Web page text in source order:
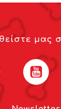
μας
Facebook